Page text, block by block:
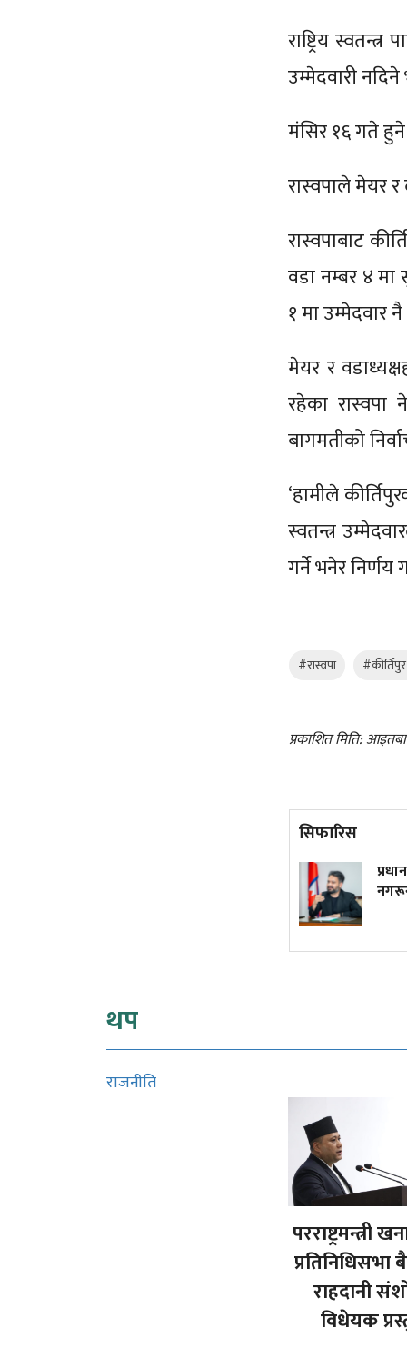
राष्ट्रिय
उम्मेदवारी
मंसिर १६ गते हुने
रास्वपाले मेयर
रास्वपाबाट
वडा नम्बर ४
१ मा उम्मेदवार
मेयर र
रहेका रास्वपा
बागमतीको
‘हामीले
स्वतन्त्र
गर्ने भनेर
#रास्वपा
प्रकाशित मिति:
सिफारिस
थप
राजनीति
परराष्ट्रमन्त्री
राहदानी
विधेयक